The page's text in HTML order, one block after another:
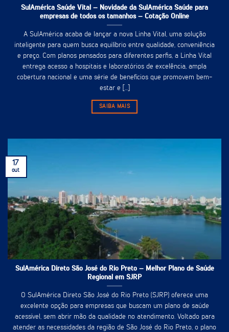
SulAmérica Saúde Vital – Novidade da SulAmérica Saúde para
empresas de todos os tamanhos – Cotação Online
A SulAmérica acaba de lançar a nova Linha Vital, uma solução
inteligente para quem busca equilíbrio entre qualidade, conveniência
e preço. Com planos pensados para diferentes perfis, a Linha Vital
entrega acesso a hospitais e laboratórios de excelência, ampla
cobertura nacional e uma série de benefícios que promovem bem-
estar e [...]
SAIBA MAIS
SulAmérica Direto São José do Rio Preto – Melhor Plano de Saúde
Regional em SJRP
O SulAmérica Direto São José do Rio Preto (SJRP) oferece uma
excelente opção para empresas que buscam um plano de saúde
acessível, sem abrir mão da qualidade no atendimento. Voltado para
atender as necessidades da região de São José do Rio Preto, o plano
17
out